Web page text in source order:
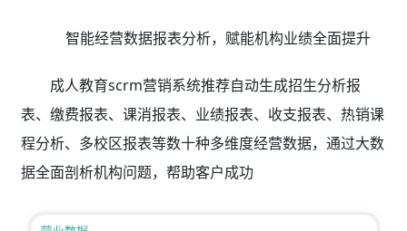
智能经营数据报表分析，赋能机构业绩全面提升
成人教育scrm营销系统推荐自动生成招生分析报
表、缴费报表、课消报表、业绩报表、收支报表、热销课
程分析、多校区报表等数十种多维度经营数据，通过大数
据全面剖析机构问题，帮助客户成功